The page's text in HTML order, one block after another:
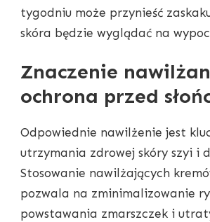
tygodniu może przynieść
skóra będzie wyglądać na
Znaczenie
ochrona przed
Odpowiednie nawilżenie jest
utrzymania zdrowej skóry szyi i
Stosowanie nawilżających
pozwala na zminimalizowanie
powstawania zmarszczek i